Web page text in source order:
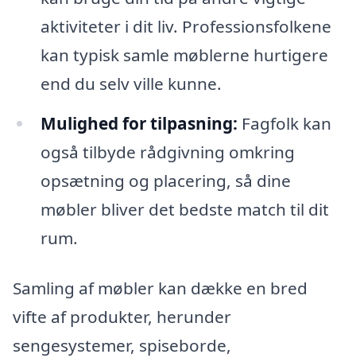
aktiviteter i dit liv. Professionsfolkene
kan typisk samle møblerne hurtigere
end du selv ville kunne.
Mulighed for tilpasning: Fagfolk kan
også tilbyde rådgivning omkring
opsætning og placering, så dine
møbler bliver det bedste match til dit
rum.
Samling af møbler kan dække en bred
vifte af produkter, herunder
sengesystemer, spiseborde,